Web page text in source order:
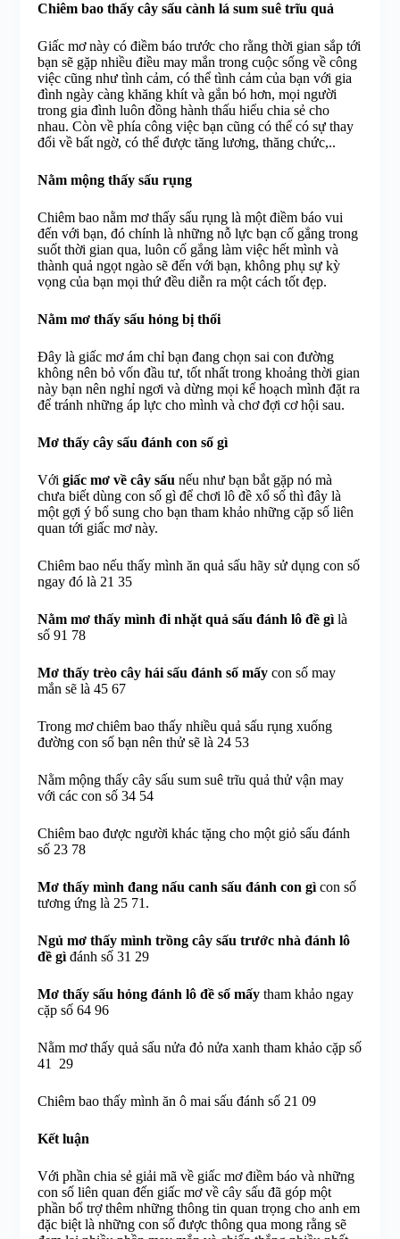
Chiêm bao thấy cây sấu cành lá sum suê trĩu quả
Giấc mơ này có điềm báo trước cho rằng thời gian sắp tới
bạn sẽ gặp nhiều điều may mắn trong cuộc sống về công
việc cũng như tình cảm, có thể tình cảm của bạn với gia
đình ngày càng khăng khít và gắn bó hơn, mọi người
trong gia đình luôn đồng hành thấu hiểu chia sẻ cho
nhau. Còn về phía công việc bạn cũng có thể có sự thay
đổi về bất ngờ, có thể được tăng lương, thăng chức,..
Nằm mộng thấy sấu rụng
Chiêm bao nằm mơ thấy sấu rụng là một điềm báo vui
đến với bạn, đó chính là những nỗ lực bạn cố gắng trong
suốt thời gian qua, luôn cố gắng làm việc hết mình và
thành quả ngọt ngào sẽ đến với bạn, không phụ sự kỳ
vọng của bạn mọi thứ đều diễn ra một cách tốt đẹp.
Nằm mơ thấy sấu hỏng bị thối
Đây là giấc mơ ám chỉ bạn đang chọn sai con đường
không nên bỏ vốn đầu tư, tốt nhất trong khoảng thời gian
này bạn nên nghỉ ngơi và dừng mọi kế hoạch mình đặt ra
để tránh những áp lực cho mình và chơ đợi cơ hội sau.
Mơ thấy cây sấu đánh con số gì
Vớigiấc mơ về cây sấu nếu như bạn bắt gặp nó mà
chưa biết dùng con số gì để chơi lô đề xổ số thì đây là
một gợi ý bổ sung cho bạn tham khảo những cặp số liên
quan tới giấc mơ này.
Chiêm bao nếu thấy mình ăn quả sấu hãy sử dụng con số
ngay đó là 21 35
Nằm mơ thấy mình đi nhặt quả sấu đánh lô đề gì là
số 91 78
Mơ thấy trèo cây hái sấu đánh số mấy con số may
mắn sẽ là 45 67
Trong mơ chiêm bao thấy nhiều quả sấu rụng xuống
đường con số bạn nên thử sẽ là 24 53
Nằm mộng thấy cây sấu sum suê trĩu quả thử vận may
với các con số 34 54
Chiêm bao được người khác tặng cho một giỏ sấu đánh
số 23 78
Mơ thấy mình đang nấu canh sấu đánh con gì con số
tương ứng là 25 71.
Ngủ mơ thấy mình trồng cây sấu trước nhà đánh lô
đề gì đánh số 31 29
Mơ thấy sấu hỏng đánh lô đề số mấy tham khảo ngay
cặp số 64 96
Nằm mơ thấy quả sấu nửa đỏ nửa xanh tham khảo cặp số
41 29
Chiêm bao thấy mình ăn ô mai sấu đánh số 21 09
Kết luận
Với phần chia sẻ giải mã về giấc mơ điềm báo và những
con số liên quan đến giấc mơ về cây sấu đã góp một
phần bổ trợ thêm những thông tin quan trọng cho anh em
đặc biệt là những con số được thông qua mong rằng sẽ